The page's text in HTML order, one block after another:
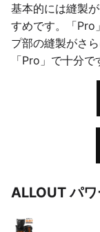
基本的には縫製
すめです。「Pro
プ部の縫製がさ
「Pro」で十分で
ALLOUT パ